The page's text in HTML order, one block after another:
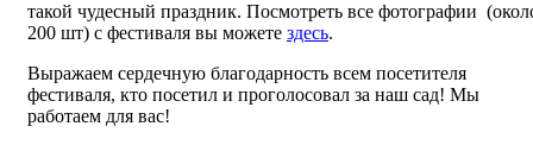
такой чудесный праздник. Посмотреть все фотографии
200 шт) с фестиваля вы можете здесь.
Выражаем сердечную благодарность всем посетителя
фестиваля, кто посетил и проголосовал за наш сад! Мы
работаем для вас!